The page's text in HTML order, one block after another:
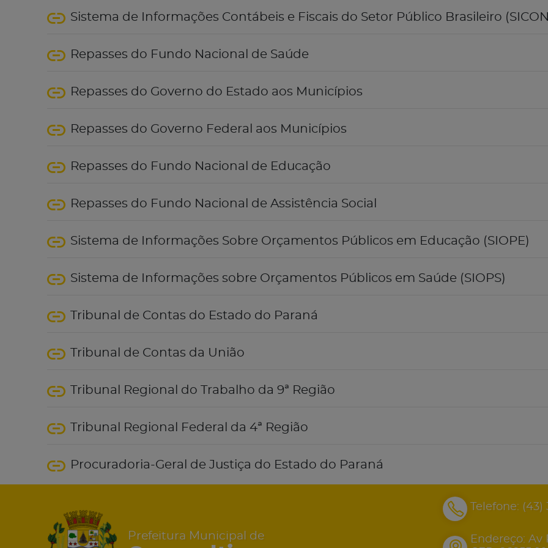
Sistema de Informações Contábeis e Fiscais do Setor Público Brasileiro
Repasses do Fundo Nacional de Saúde
Repasses do Governo do Estado aos Municípios
Repasses do Governo Federal aos Municípios
Repasses do Fundo Nacional de Educação
Repasses do Fundo Nacional de Assistência Social
Sistema de Informações Sobre Orçamentos Públicos em Educação (SIOPE)
Sistema de Informações sobre Orçamentos Públicos em Saúde (SIOPS)
Tribunal de Contas do Estado do Paraná
Tribunal de Contas da União
Tribunal Regional do Trabalho da 9ª Região
Tribunal Regional Federal da 4ª Região
Procuradoria-Geral de Justiça do Estado do Paraná
Prefeitura Municipal de
Telefone: (43)
Endereço: Av